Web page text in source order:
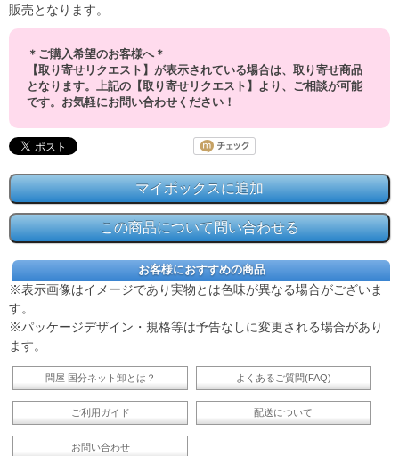
販売となります。
＊ご購入希望のお客様へ＊
【取り寄せリクエスト】が表示されている場合は、取り寄せ商品
となります。上記の【取り寄せリクエスト】より、ご相談が可能
です。お気軽にお問い合わせください！
お客様におすすめの商品
※表示画像はイメージであり実物とは色味が異なる場合がございま
す。
※パッケージデザイン・規格等は予告なしに変更される場合があり
ます。
問屋 国分ネット卸とは？ よくあるご質問(FAQ)
ご利用ガイド 配送について
お問い合わせ